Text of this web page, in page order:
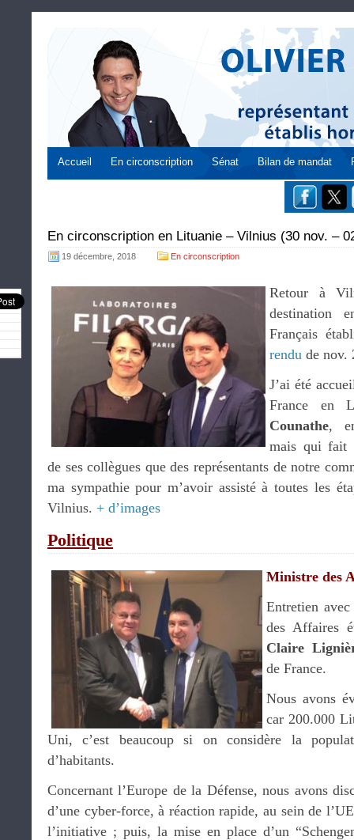
Accueil En circonscription Sénat Bilan de mandat
En circonscription en Lituanie – Vilnius (30 nov. –
19 décembre, 2018 En circonscription
Retour à
destination
Français
rendu de nov.
J’ai été
France en
Counathe,
mais qui fait
de ses collègues que des représentants de notre
ma sympathie pour m’avoir assisté à toutes les
Vilnius. + d’images
Politique
Ministre des
Entretien
des Affaires
Claire
de France.
Nous avons
car 200.000
Uni, c’est beaucoup si on considère la
d’habitants.
Concernant l’Europe de la Défense, nous avons
d’une cyber-force, à réaction rapide, au sein de
l’initiative ; puis, la mise en place d’un